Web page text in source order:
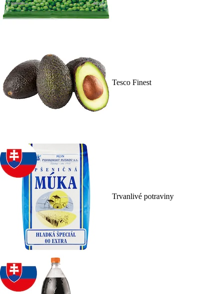
Tesco Finest
Trvanlivé potraviny